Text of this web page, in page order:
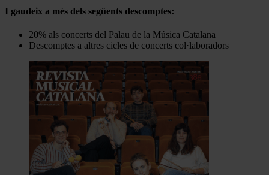
I gaudeix a més dels següents descomptes:
20% als concerts del Palau de la Música Catalana
Descomptes a altres cicles de concerts col·laboradors